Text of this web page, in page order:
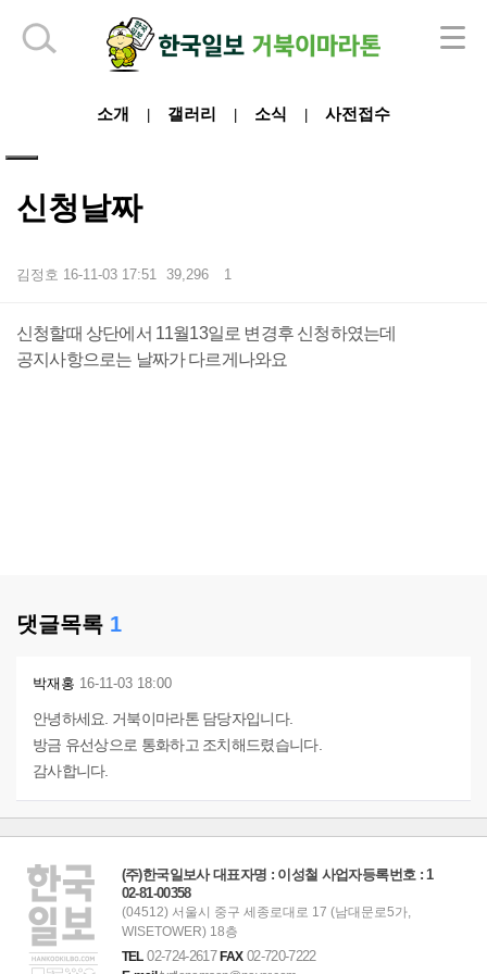
소개 갤러리 소식 사전접수
신청날짜
김정호 16-11-03 17:51 39,296 1
본문
신청할때 상단에서 11월13일로 변경후 신청하였는데
공지사항으로는 날짜가 다르게나와요
댓글목록 1
박재홍 16-11-03 18:00
안녕하세요. 거북이마라톤 담당자입니다.
방금 유선상으로 통화하고 조치해드렸습니다.
감사합니다.
하단 영역
(주)한국일보사 대표자명 : 이성철 사업자등록번호 : 1
02-81-00358
(04512) 서울시 중구 세종로대로 17 (남대문로5가,
WISETOWER) 18층
TEL02-724-2617FAX02-720-7222